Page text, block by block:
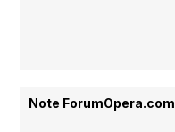
Note ForumOpera.com